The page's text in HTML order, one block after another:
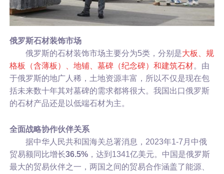
俄罗斯石材装饰市场
俄罗斯的石材装饰市场主要分为5类，分别是大板、规
格板（含薄板）、地铺、墓碑（纪念碑）和建筑石材。由
于俄罗斯的地广人稀，土地资源丰富，所以不仅是现在包
括未来数十年其对墓碑的需求都将很大。我国出口俄罗斯
的石材产品还是以低端石材为主。
全面战略协作伙伴关系
据中华人民共和国海关总署消息，2023年1-7月中俄
贸易额同比增长36.5%，达到1341亿美元。中国是俄罗斯
最大的贸易伙伴之一，两国之间的贸易合作涵盖了能源、